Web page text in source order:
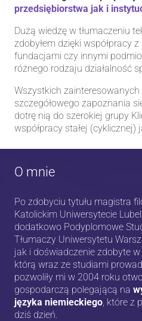
przedsiębiorstwa jak i
Dużą wiedzę w tłumaczeniu
zdobyłem dzięki współpracy
fundacjami czy innymi
różnego rodzaju działalność
Wszystkich
szczegółowego zapoznania
dotrę nią do szerokiej grupy
współpracy stałej (cyklicznej)
O mnie
Po zdobyciu tytułu magistra
Katolickim Uniwersytecie
dodatkowo Podyplomowe
Tłumaczy Uniwersytetu
jak i doświadczenie zdobyte
którą wraz ze studiami
pozwoliły mi w 2004 roku
gospodarczą polegającą na
języka niemieckiego, które z
dziś dzień.